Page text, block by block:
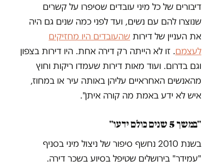
דיבורים של כל מיני עובדים שסיפרו על קשרים
שנוצרו להם עם נשים, ועד לפני כמה שנים גם היה
את העניין של דירות שהעובדים היו מחזיקים
לעצמם. זו לא הייתה רק דירה אחת. היו דירות בצפון
וגם בדרום. ועוד מאות דירות שעמדו ריקות וחוץ
מהאנשים האחראיים עליהן באותה עיר או במחוז,
איש לא ידע באמת מה קורה איתן".
"במשך 5 שנים כולם ידעו"
בשנת 2010 נחשף סיפור של ניצול מיני בסניף
"עמידר" בירושלים שטיפל בסיוע בשכר דירה.